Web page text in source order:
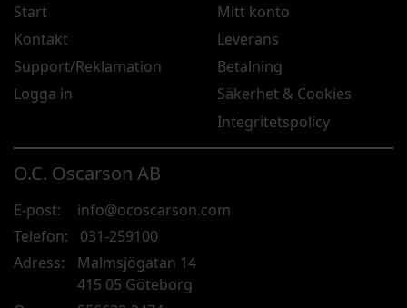
O.C. Oscarson AB
E-post:
info@ocoscarson.com
Telefon:
031-259100
Adress:
Malmsjögatan 14
415 05 Göteborg
Start
Kontakt
Support/Reklamation
Logga in
Mitt konto
Leverans
Betalning
Säkerhet & Cookies
Integritetspolicy